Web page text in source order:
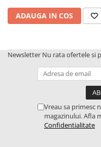
1.5.5. Pistoane & camasi
1.5.9. Chiulasa si supape
ADAUGA IN COS
Newsletter Nu rata ofertele si
Vreau sa primesc
magazinului. Afla
Confidentialitate